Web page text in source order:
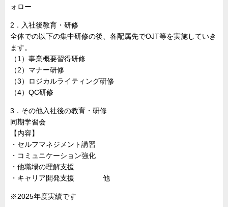
ォロー
2．入社後教育・研修
全体での以下の集中研修の後、各配属先でOJT等を実施していき
ます。
（1）事業概要習得研修
（2）マナー研修
（3）ロジカルライティング研修
（4）QC研修
3．その他入社後の教育・研修
同期学習会
【内容】
・セルフマネジメント講習
・コミュニケーション強化
・他職場の理解支援
・キャリア開発支援 他
※2025年度実績です